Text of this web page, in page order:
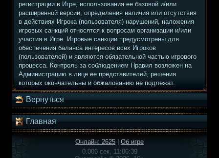
регистрации в Игре, использования ее базовой и/или
расширенной версии, определения наличия или отсутствия
в действиях Игрока (пользователя) нарушений, наложения
игровых санкций относятся к вопросам организации и/или
участия в Игре. Игровые санкции предусмотрены для
обеспечения баланса интересов всех Игроков
(пользователей) и являются обязательной частью игрового
процесса. Контроль за соблюдением Правил возложен на
Администрацию в лице ее представителей, решения
которых окончательны и обжалованию не подлежат.
Вернуться
Главная
Онлайн: 2625
Об игре
0.006 сек, 11:06:39